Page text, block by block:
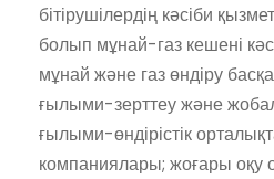
бітірушілердің кәсіби
болып мұнай-газ кешені
мұнай және газ өндіру
ғылыми-зерттеу және
ғылыми-өндірістік
компаниялары; жоғары оқу